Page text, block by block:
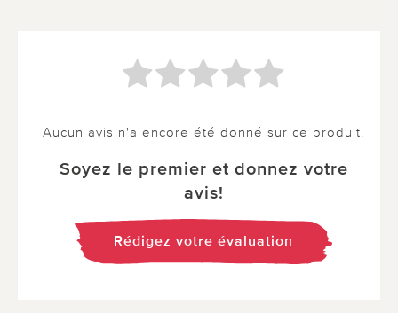
Aucun avis n'a encore été donné sur ce produit.
Soyez le premier et donnez votre
avis!
Rédigez votre évaluation